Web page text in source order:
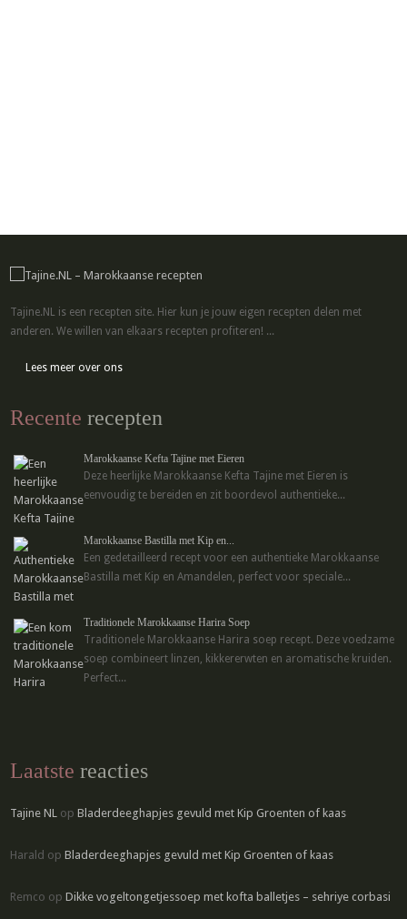
Tajine.NL is een recepten site. Hier kun je jouw eigen recepten delen met
anderen. We willen van elkaars recepten profiteren! ...
Lees meer over ons
Recente recepten
Marokkaanse Kefta Tajine met Eieren
Deze heerlijke Marokkaanse Kefta Tajine met Eieren is
eenvoudig te bereiden en zit boordevol authentieke...
Marokkaanse Bastilla met Kip en...
Een gedetailleerd recept voor een authentieke Marokkaanse
Bastilla met Kip en Amandelen, perfect voor speciale...
Traditionele Marokkaanse Harira Soep
Traditionele Marokkaanse Harira soep recept. Deze voedzame
soep combineert linzen, kikkererwten en aromatische kruiden.
Perfect...
Laatste reacties
Tajine NL opBladerdeeghapjes gevuld met Kip Groenten of kaas
Harald opBladerdeeghapjes gevuld met Kip Groenten of kaas
Remco opDikke vogeltongetjessoep met kofta balletjes – sehriye corbasi